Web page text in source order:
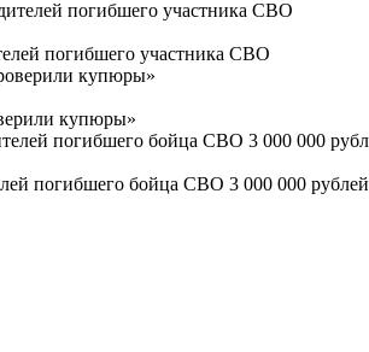
погибшего участника СВО
купюры»
погибшего бойца СВО 3 000 000 рублей